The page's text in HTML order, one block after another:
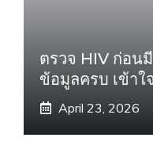
ตรวจ HIV ก่อน
ข้อมูลครบ เข้าใ
April 23, 2026